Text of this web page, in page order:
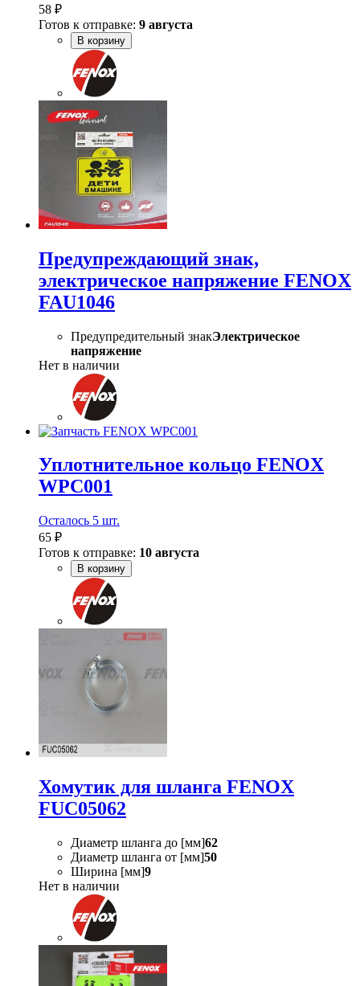
58 ₽
Готов к отправке: 9 августа
В корзину
Предупреждающий знак,
электрическое напряжение FENOX
FAU1046
Предупредительный знакЭлектрическое
напряжение
Нет в наличии
Уплотнительное кольцо FENOX
WPC001
Осталось 5 шт.
65 ₽
Готов к отправке: 10 августа
В корзину
Хомутик для шланга FENOX
FUC05062
Диаметр шланга до [мм]62
Диаметр шланга от [мм]50
Ширина [мм]9
Нет в наличии